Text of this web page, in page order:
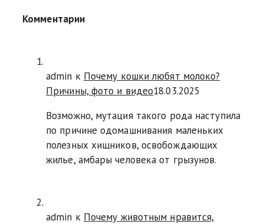
Комментарии
admin к Почему кошки любят молоко?
Причины, фото и видео18.03.2025
Возможно, мутация такого рода наступила
по причине одомашнивания маленьких
полезных хищников, освобождающих
жилье, амбары человека от грызунов.
admin к Почему животным нравится,